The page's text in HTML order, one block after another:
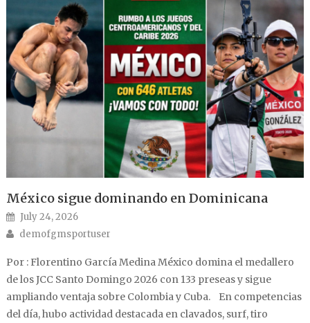
México sigue dominando en Dominicana
Posted on
July 24, 2026
Author
demofgmsportuser
Por : Florentino García Medina México domina el medallero
de los JCC Santo Domingo 2026 con 133 preseas y sigue
ampliando ventaja sobre Colombia y Cuba. En competencias
del día, hubo actividad destacada en clavados, surf, tiro